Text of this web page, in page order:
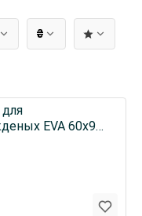
₴
EVA 60х90